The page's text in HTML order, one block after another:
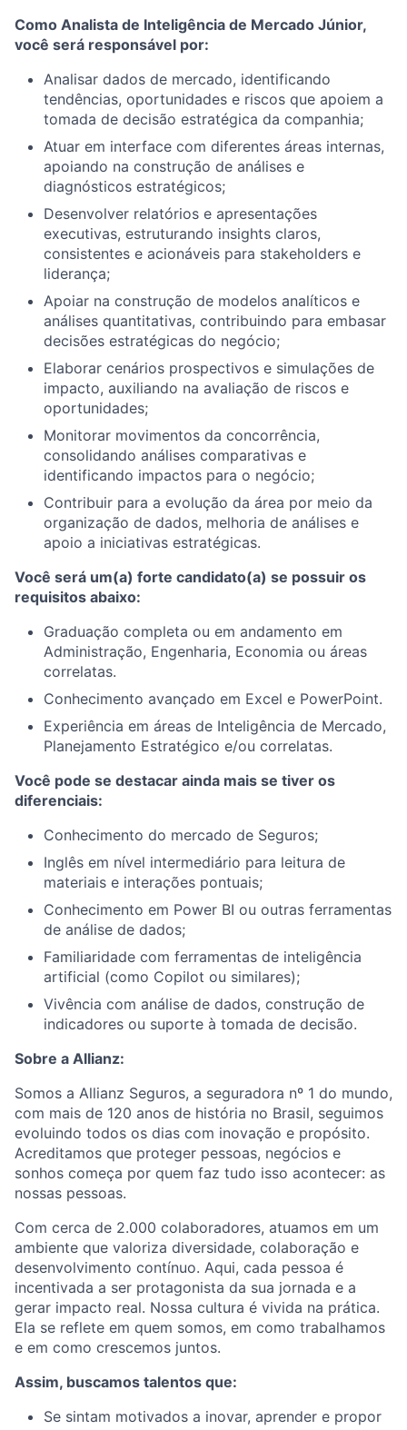
Como Analista de Inteligência de Mercado Júnior,
você será responsável por:
Analisar dados de mercado, identificando
tendências, oportunidades e riscos que apoiem a
tomada de decisão estratégica da companhia;
Atuar em interface com diferentes áreas internas,
apoiando na construção de análises e
diagnósticos estratégicos;
Desenvolver relatórios e apresentações
executivas, estruturando insights claros,
consistentes e acionáveis para stakeholders e
liderança;
Apoiar na construção de modelos analíticos e
análises quantitativas, contribuindo para embasar
decisões estratégicas do negócio;
Elaborar cenários prospectivos e simulações de
impacto, auxiliando na avaliação de riscos e
oportunidades;
Monitorar movimentos da concorrência,
consolidando análises comparativas e
identificando impactos para o negócio;
Contribuir para a evolução da área por meio da
organização de dados, melhoria de análises e
apoio a iniciativas estratégicas.
Você será um(a) forte candidato(a) se possuir os
requisitos abaixo:
Graduação completa ou em andamento em
Administração, Engenharia, Economia ou áreas
correlatas.
Conhecimento avançado em Excel e PowerPoint.
Experiência em áreas de Inteligência de Mercado,
Planejamento Estratégico e/ou correlatas.
Você pode se destacar ainda mais se tiver os
diferenciais:
Conhecimento do mercado de Seguros;
Inglês em nível intermediário para leitura de
materiais e interações pontuais;
Conhecimento em Power BI ou outras ferramentas
de análise de dados;
Familiaridade com ferramentas de inteligência
artificial (como Copilot ou similares);
Vivência com análise de dados, construção de
indicadores ou suporte à tomada de decisão.
Sobre a Allianz:
Somos a Allianz Seguros, a seguradora nº 1 do mundo,
com mais de 120 anos de história no Brasil, seguimos
evoluindo todos os dias com inovação e propósito.
Acreditamos que proteger pessoas, negócios e
sonhos começa por quem faz tudo isso acontecer: as
nossas pessoas.
Com cerca de 2.000 colaboradores, atuamos em um
ambiente que valoriza diversidade, colaboração e
desenvolvimento contínuo. Aqui, cada pessoa é
incentivada a ser protagonista da sua jornada e a
gerar impacto real. Nossa cultura é vivida na prática.
Ela se reflete em quem somos, em como trabalhamos
e em como crescemos juntos.
Assim, buscamos talentos que:
Se sintam motivados a inovar, aprender e propor